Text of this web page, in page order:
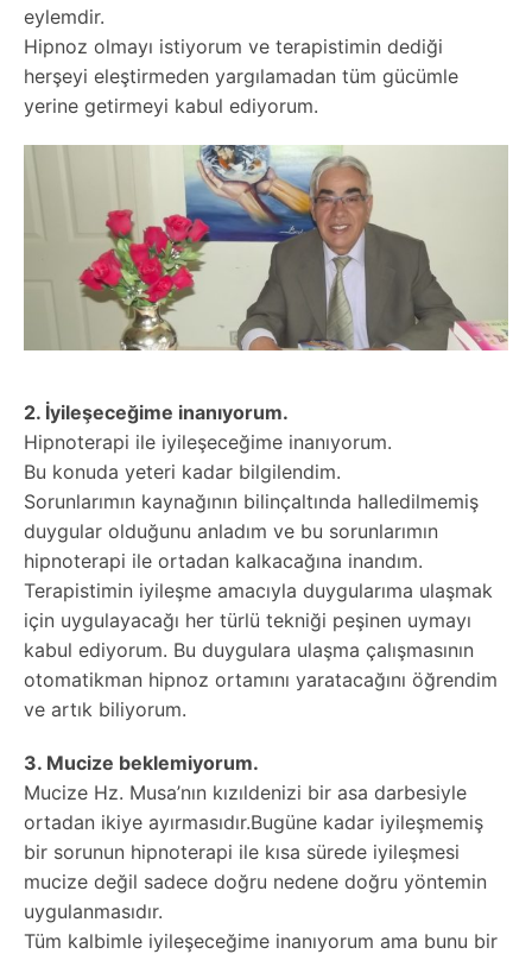
eylemdir.
Hipnoz olmayı istiyorum ve terapistimin dediği
herşeyi eleştirmeden yargılamadan tüm gücümle
yerine getirmeyi kabul ediyorum.
2. İyileşeceğime inanıyorum.
Hipnoterapi ile iyileşeceğime inanıyorum.
Bu konuda yeteri kadar bilgilendim.
Sorunlarımın kaynağının bilinçaltında halledilmemiş
duygular olduğunu anladım ve bu sorunlarımın
hipnoterapi ile ortadan kalkacağına inandım.
Terapistimin iyileşme amacıyla duygularıma ulaşmak
için uygulayacağı her türlü tekniği peşinen uymayı
kabul ediyorum. Bu duygulara ulaşma çalışmasının
otomatikman hipnoz ortamını yaratacağını öğrendim
ve artık biliyorum.
3. Mucize beklemiyorum.
Mucize Hz. Musa’nın kızıldenizi bir asa darbesiyle
ortadan ikiye ayırmasıdır.Bugüne kadar iyileşmemiş
bir sorunun hipnoterapi ile kısa sürede iyileşmesi
mucize değil sadece doğru nedene doğru yöntemin
uygulanmasıdır.
Tüm kalbimle iyileşeceğime inanıyorum ama bunu bir